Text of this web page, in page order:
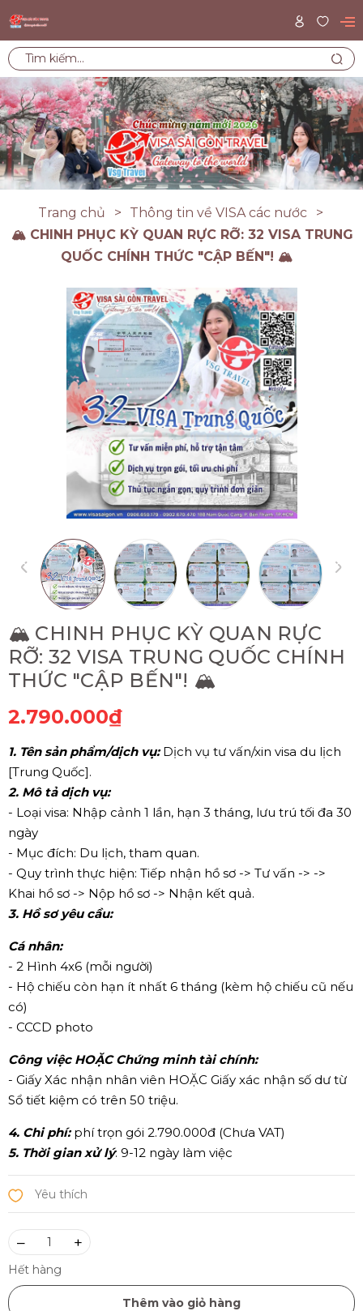
Trang chủ
Thông tin về VISA các nước
🏔️ CHINH PHỤC KỲ QUAN RỰC RỠ: 32 VISA TRUNG
QUỐC CHÍNH THỨC "CẬP BẾN"! 🏔️
🏔️ CHINH PHỤC KỲ QUAN RỰC
RỠ: 32 VISA TRUNG QUỐC CHÍNH
THỨC "CẬP BẾN"! 🏔️
2.790.000₫
1. Tên sản phẩm/dịch vụ:Dịch vụ tư vấn/xin visa du lịch
[Trung Quốc].
2. Mô tả dịch vụ:
- Loại visa: Nhập cảnh 1 lần, hạn 3 tháng, lưu trú tối đa 30
ngày
- Mục đích: Du lịch, tham quan.
- Quy trình thực hiện: Tiếp nhận hồ sơ -> Tư vấn -> ->
Khai hồ sơ -> Nộp hồ sơ -> Nhận kết quả.
3. Hồ sơ yêu cầu:
Cá nhân:
- 2 Hình 4x6 (mỗi người)
- Hộ chiếu còn hạn ít nhất 6 tháng (kèm hộ chiếu cũ nếu
có)
- CCCD photo
Công việc HOẶC Chứng minh tài chính:
- Giấy Xác nhận nhân viên HOẶC Giấy xác nhận số dư từ
Sổ tiết kiệm có trên 50 triệu.
4. Chi phí: phí trọn gói 2.790.000đ (Chưa VAT)
5. Thời gian xử lý: 9-12 ngày làm việc
– +
Hết hàng
Thêm vào giỏ hàng